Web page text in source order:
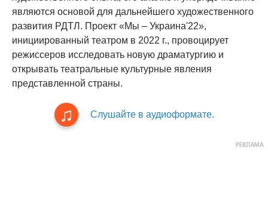
являются основой для дальнейшего художественного
развития РДТЛ. Проект «Мы – Украина'22»,
инициированный театром в 2022 г., провоцирует
режиссеров исследовать новую драматургию и
открывать театральные культурные явления
представленной страны.
Слушайте в аудиоформате.